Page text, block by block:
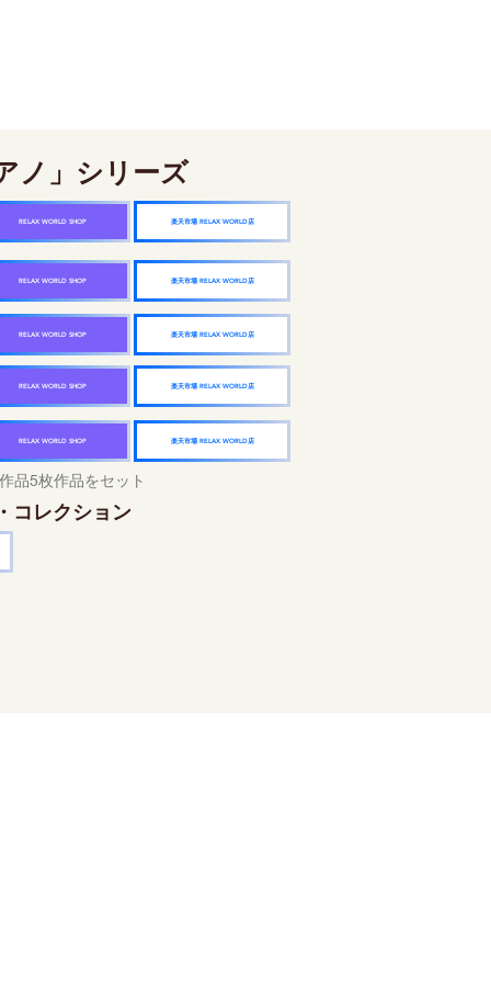
ノ」シリーズ
楽天市場 RELAX WORLD店
RELAX WORLD SHOP
楽天市場 RELAX WORLD店
RELAX WORLD SHOP
楽天市場 RELAX WORLD店
RELAX WORLD SHOP
楽天市場 RELAX WORLD店
RELAX WORLD SHOP
楽天市場 RELAX WORLD店
RELAX WORLD SHOP
品5枚作品をセット
コレクション